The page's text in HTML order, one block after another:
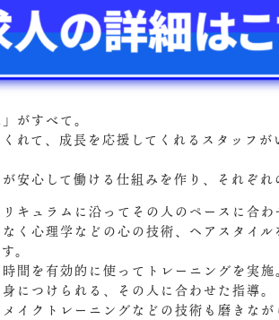
がすべて。
れて、成長を応援してくれるスタッフ
安心して働ける仕組みを作り、それぞれ
キュラムに沿ってその人のペースに合わ
く心理学などの心の技術、ヘアスタイ
。
間を有効的に使ってトレーニングを実施
につけられる、その人に合わせた指導。
イクトレーニングなどの技術も磨きなが